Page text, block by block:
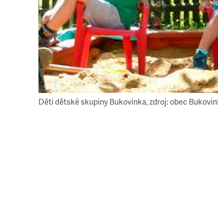
Děti dětské skupiny Bukovinka, zdroj: obec